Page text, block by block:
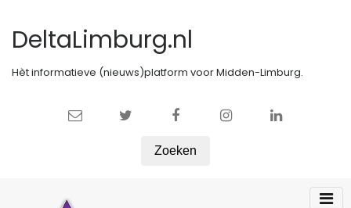
DeltaLimburg.nl
Hèt informatieve (nieuws)platform voor Midden-Limburg.
Zoeken